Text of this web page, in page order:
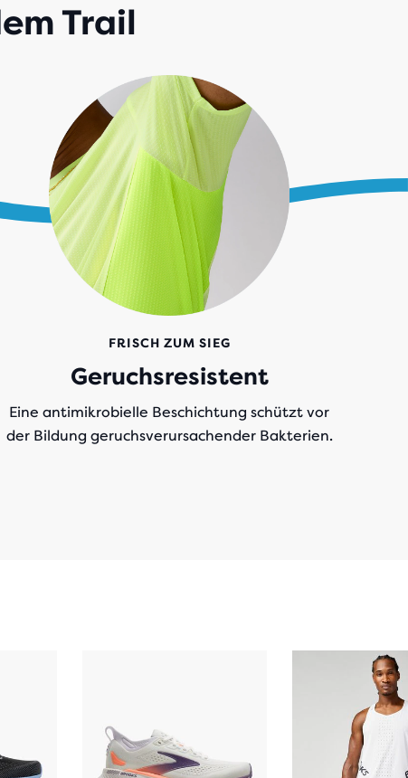
Trail
FRISCH ZUM SIEG
Geruchsresistent
Eine antimikrobielle Beschichtung schützt vor
der Bildung geruchsverursachender Bakterien.